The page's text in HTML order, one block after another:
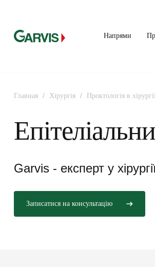
Напрями
Главная / Хірургія / Проктологія в
Garvis - експерт у
Записатися на консультацію